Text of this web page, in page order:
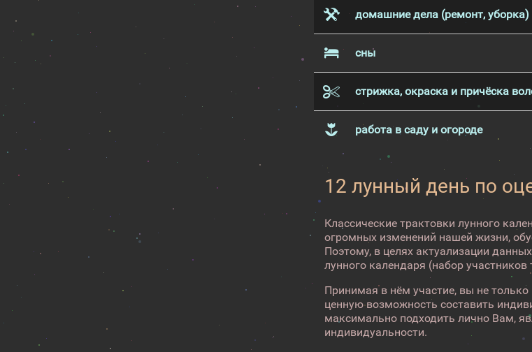
домашние дела (ремонт, уборка)
сны
стрижка, окраска и причёска
работа в саду и огороде
12 лунный день по
Классические трактовки лунного
огромных изменений нашей жизни,
Поэтому, в целях актуализации
лунного календаря (набор
Принимая в нём участие, вы не
ценную возможность составить
максимально подходить лично Вам,
индивидуальности.